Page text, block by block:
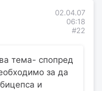
02.04.07
06:18
#22
тема- спопред
за да
и